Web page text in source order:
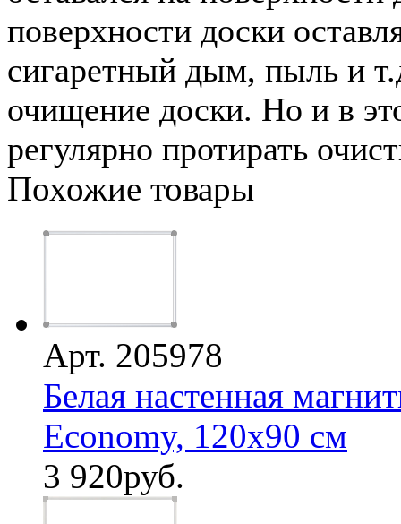
поверхности доски
сигаретный дым, пыль и
очищение доски. Но и в
регулярно протирать
Похожие товары
Арт. 205978
Белая настенная
Economy, 120х90 см
3 920руб.